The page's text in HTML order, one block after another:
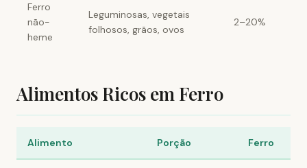
Ferro
não-
heme
Leguminosas, vegetais
folhosos, grãos, ovos
2–20%
Alimentos Ricos em Ferro
Alimento Porção Ferro